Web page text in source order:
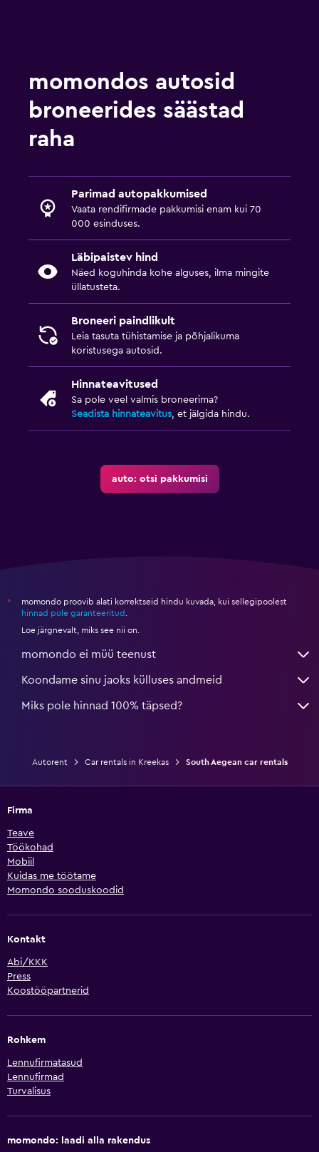
momondos autosid
broneerides säästad
raha
Parimad autopakkumised
Vaata rendifirmade pakkumisi enam kui 70
000 esinduses.
Läbipaistev hind
Näed koguhinda kohe alguses, ilma mingite
üllatusteta.
Broneeri paindlikult
Leia tasuta tühistamise ja põhjalikuma
koristusega autosid.
Hinnateavitused
Sa pole veel valmis broneerima?
Seadista hinnateavitus, et jälgida hindu.
auto: otsi pakkumisi
*
momondo proovib alati korrektseid hindu kuvada, kui sellegipoolest
hinnad pole garanteeritud .
Loe järgnevalt, miks see nii on.
momondo ei müü teenust
Koondame sinu jaoks külluses andmeid
Miks pole hinnad 100% täpsed?
Autorent Car rentals in Kreekas South Aegean car rentals
Firma
Teave
Töökohad
Mobiil
Kuidas me töötame
Momondo sooduskoodid
Kontakt
Abi/KKK
Press
Koostööpartnerid
Rohkem
Lennufirmatasud
Lennufirmad
Turvalisus
momondo: laadi alla rakendus